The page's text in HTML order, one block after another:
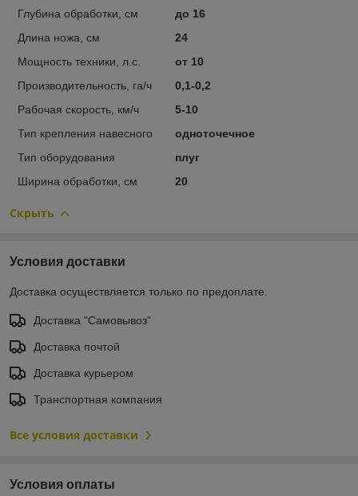
Глубина обработки, см
до 16
Длина ножа, см
24
Мощность техники, л.с.
от 10
Производительность, га/ч
0,1-0,2
Рабочая скорость, км/ч
5-10
Тип крепления навесного
одноточечное
Тип оборудования
плуг
Ширина обработки, см
20
Скрыть
Условия доставки
Доставка осуществляется только по предоплате.
Доставка "Самовывоз"
Доставка почтой
Доставка курьером
Транспортная компания
Все условия доставки
Условия оплаты